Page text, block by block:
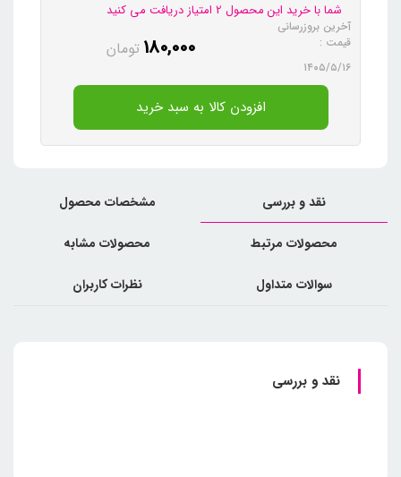
شما با خرید این محصول 2 امتیاز دریافت می کنید
آخرین بروزرسانی
قیمت :
۱۴۰۵/۵/۱۶
180,000 تومان
افزودن کالا به سبد خرید
نقد و بررسی مشخصات محصول
محصولات مرتبط محصولات مشابه
سوالات متداول نظرات کاربران
نقد و بررسی